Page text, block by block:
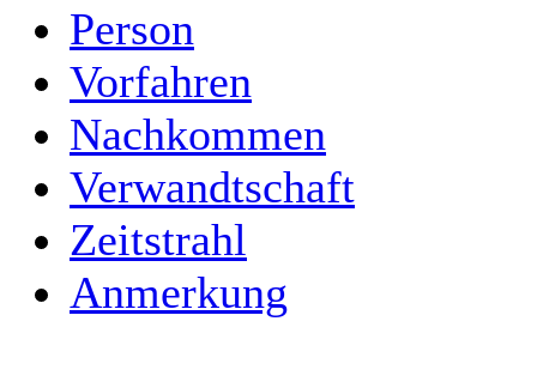
Person
Vorfahren
Nachkommen
Verwandtschaft
Zeitstrahl
Anmerkung